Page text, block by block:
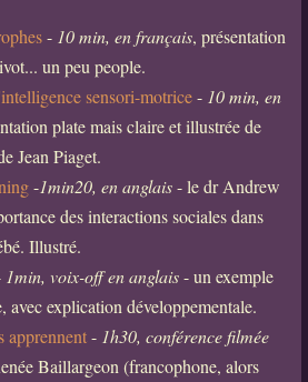
- 10 min, en français, présentation
un peu people.
sensori-motrice- 10 min, en
plate mais claire et illustrée de
Jean Piaget.
-1min20, en anglais- le dr Andrew
des interactions sociales dans
Illustré.
1min, voix-off en anglais- un exemple
avec explication développementale.
apprennent- 1h30, conférence filmée
Baillargeon (francophone, alors